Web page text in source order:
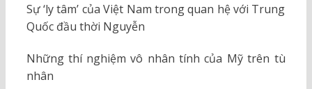
Sự ‘ly tâm’ của Việt Nam trong quan hệ với Trung
Quốc đầu thời Nguyễn
Những thí nghiệm vô nhân tính của Mỹ trên tù
nhân